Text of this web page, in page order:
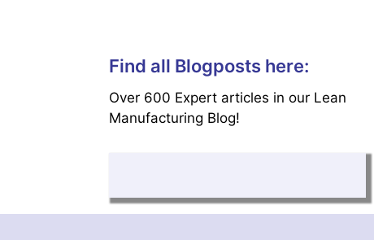
Find all Blogposts here:
Over 600 Expert articles in our Lean
Manufacturing Blog!